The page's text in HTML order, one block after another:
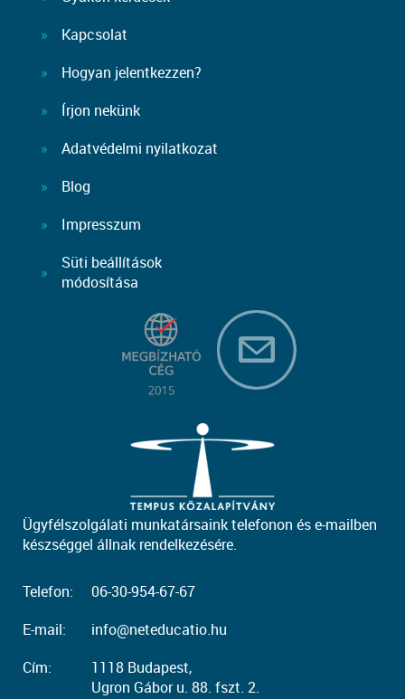
Kapcsolat
Hogyan jelentkezzen?
Írjon nekünk
Adatvédelmi nyilatkozat
Blog
Impresszum
Süti beállítások
módosítása
Ügyfélszolgálati munkatársaink telefonon és e-mailben
készséggel állnak rendelkezésére.
Telefon:
06-30-954-67-67
E-mail:
info@neteducatio.hu
Cím:
1118 Budapest,
Ugron Gábor u. 88. fszt. 2.